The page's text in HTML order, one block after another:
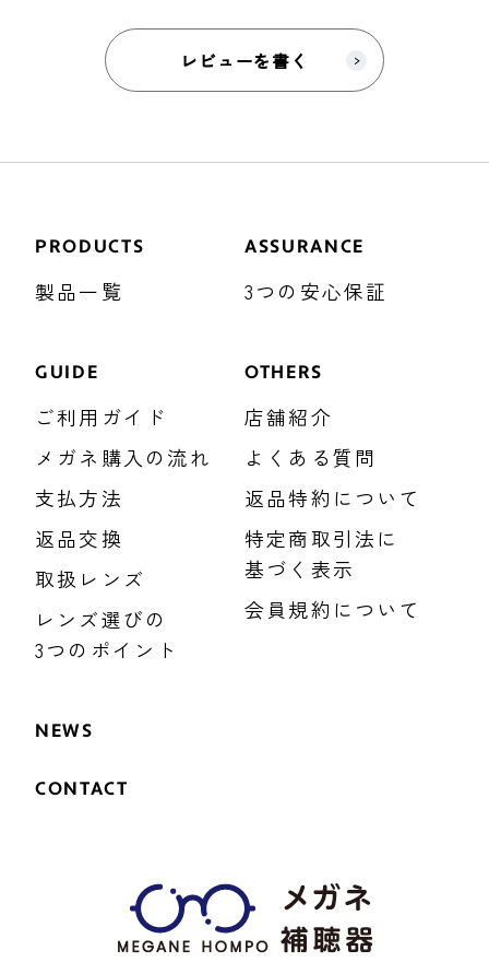
レビューを書く
PRODUCTS
製品一覧
ASSURANCE
3つの安心保証
GUIDE
ご利用ガイド
メガネ購入の流れ
支払方法
返品交換
取扱レンズ
レンズ選びの
3つのポイント
OTHERS
店舗紹介
よくある質問
返品特約について
特定商取引法に
基づく表示
会員規約について
NEWS
CONTACT